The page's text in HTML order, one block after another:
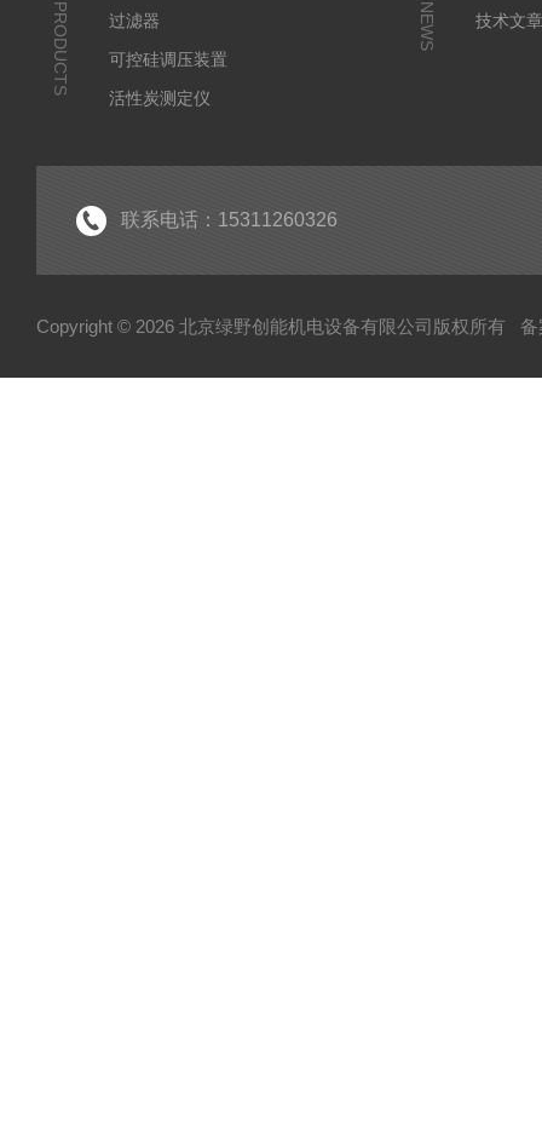
PRODUCTS
过滤器
可控硅调压装置
活性炭测定仪
NEWS
技术文
联系电话：15311260326
Copyright © 2026 北京绿野创能机电设备有限公司版权所有 备